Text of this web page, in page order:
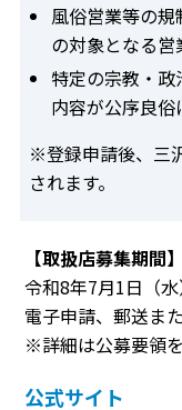
風俗営業等の
の対象となる
特定の宗教・
内容が公序良
※登録申請後、三
されます。
【取扱店募集期間】
令和8年7月1日（水
電子申請、郵送ま
※詳細は公募要領
公式サイト